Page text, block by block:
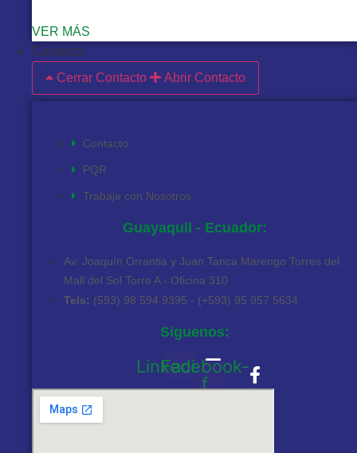
VER MÁS
Contacto
Cerrar Contacto
Abrir Contacto
Contacto
PQR
Trabaje con Nosotros
Guayaquil - Ecuador:
Av. Joaquín Orrantia y Juan Tanca Marengo Torres del
Mall del Sol Torre A - Oficina 310
Tels: (593) 98 594 9395 - (+593) 95 957 5634
Siguenos:
Linkedin
Facebook-
f